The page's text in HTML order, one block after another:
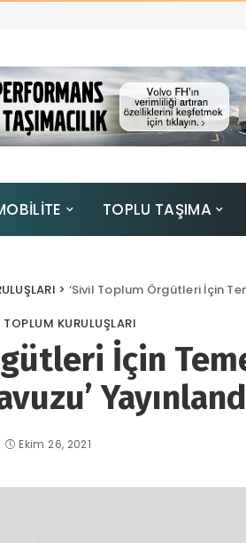
TOPLU TAŞIMA
> ‘Sivil Toplum Örgütleri İçin
TOPLUM KURULUŞLARI
İçin
Ekim 26, 2021